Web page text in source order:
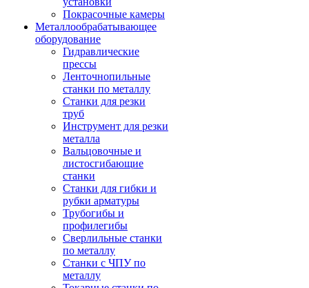
Покрасочные камеры
Металлообрабатывающее
оборудование
Гидравлические
прессы
Ленточнопильные
станки по металлу
Станки для резки
труб
Инструмент для резки
металла
Вальцовочные и
листосгибающие
станки
Станки для гибки и
рубки арматуры
Трубогибы и
профилегибы
Сверлильные станки
по металлу
Станки с ЧПУ по
металлу